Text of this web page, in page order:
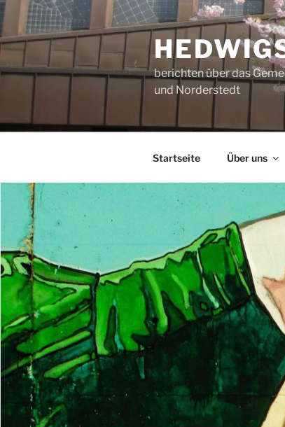
Zum
Inhalt
springen
berichten über das
und Norderstedt
Startseite Über uns